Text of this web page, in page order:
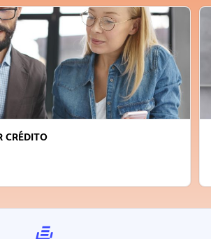
CRÉDITO